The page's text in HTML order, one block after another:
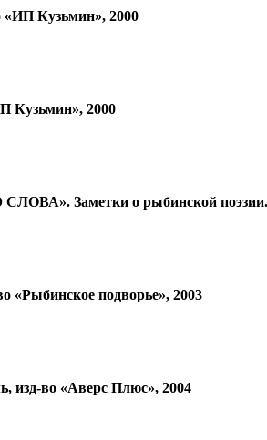
Кузьмин», 2000
2000
о рыбинской поэзии.
подворье», 2003
во «Аверс Плюс», 2004